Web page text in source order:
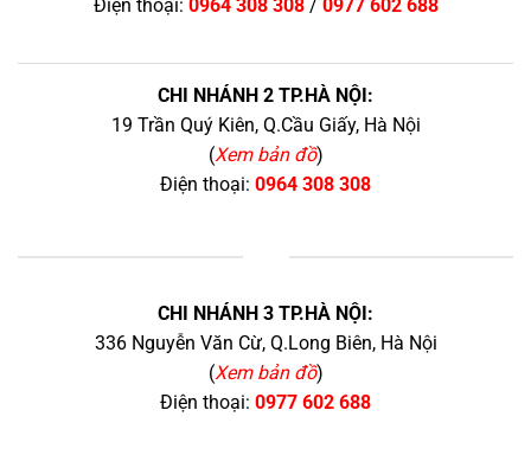
Điện thoại: 0964 308 308/ 0977 602 688
CHI NHÁNH 2 TP.HÀ NỘI:
19 Trần Quý Kiên, Q.Cầu Giấy, Hà Nội
(Xem bản đồ)
Điện thoại: 0964 308 308
CHI NHÁNH 3 TP.HÀ NỘI:
336 Nguyễn Văn Cừ, Q.Long Biên, Hà Nội
(Xem bản đồ)
Điện thoại: 0977 602 688